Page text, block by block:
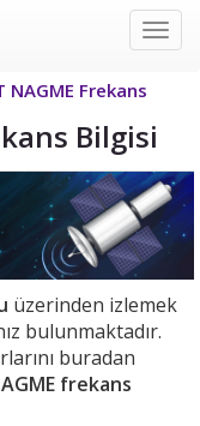
Uydu
NAGME Frekans
Bilgisi
üzerinden izlemek
bulunmaktadır.
buradan
frekans